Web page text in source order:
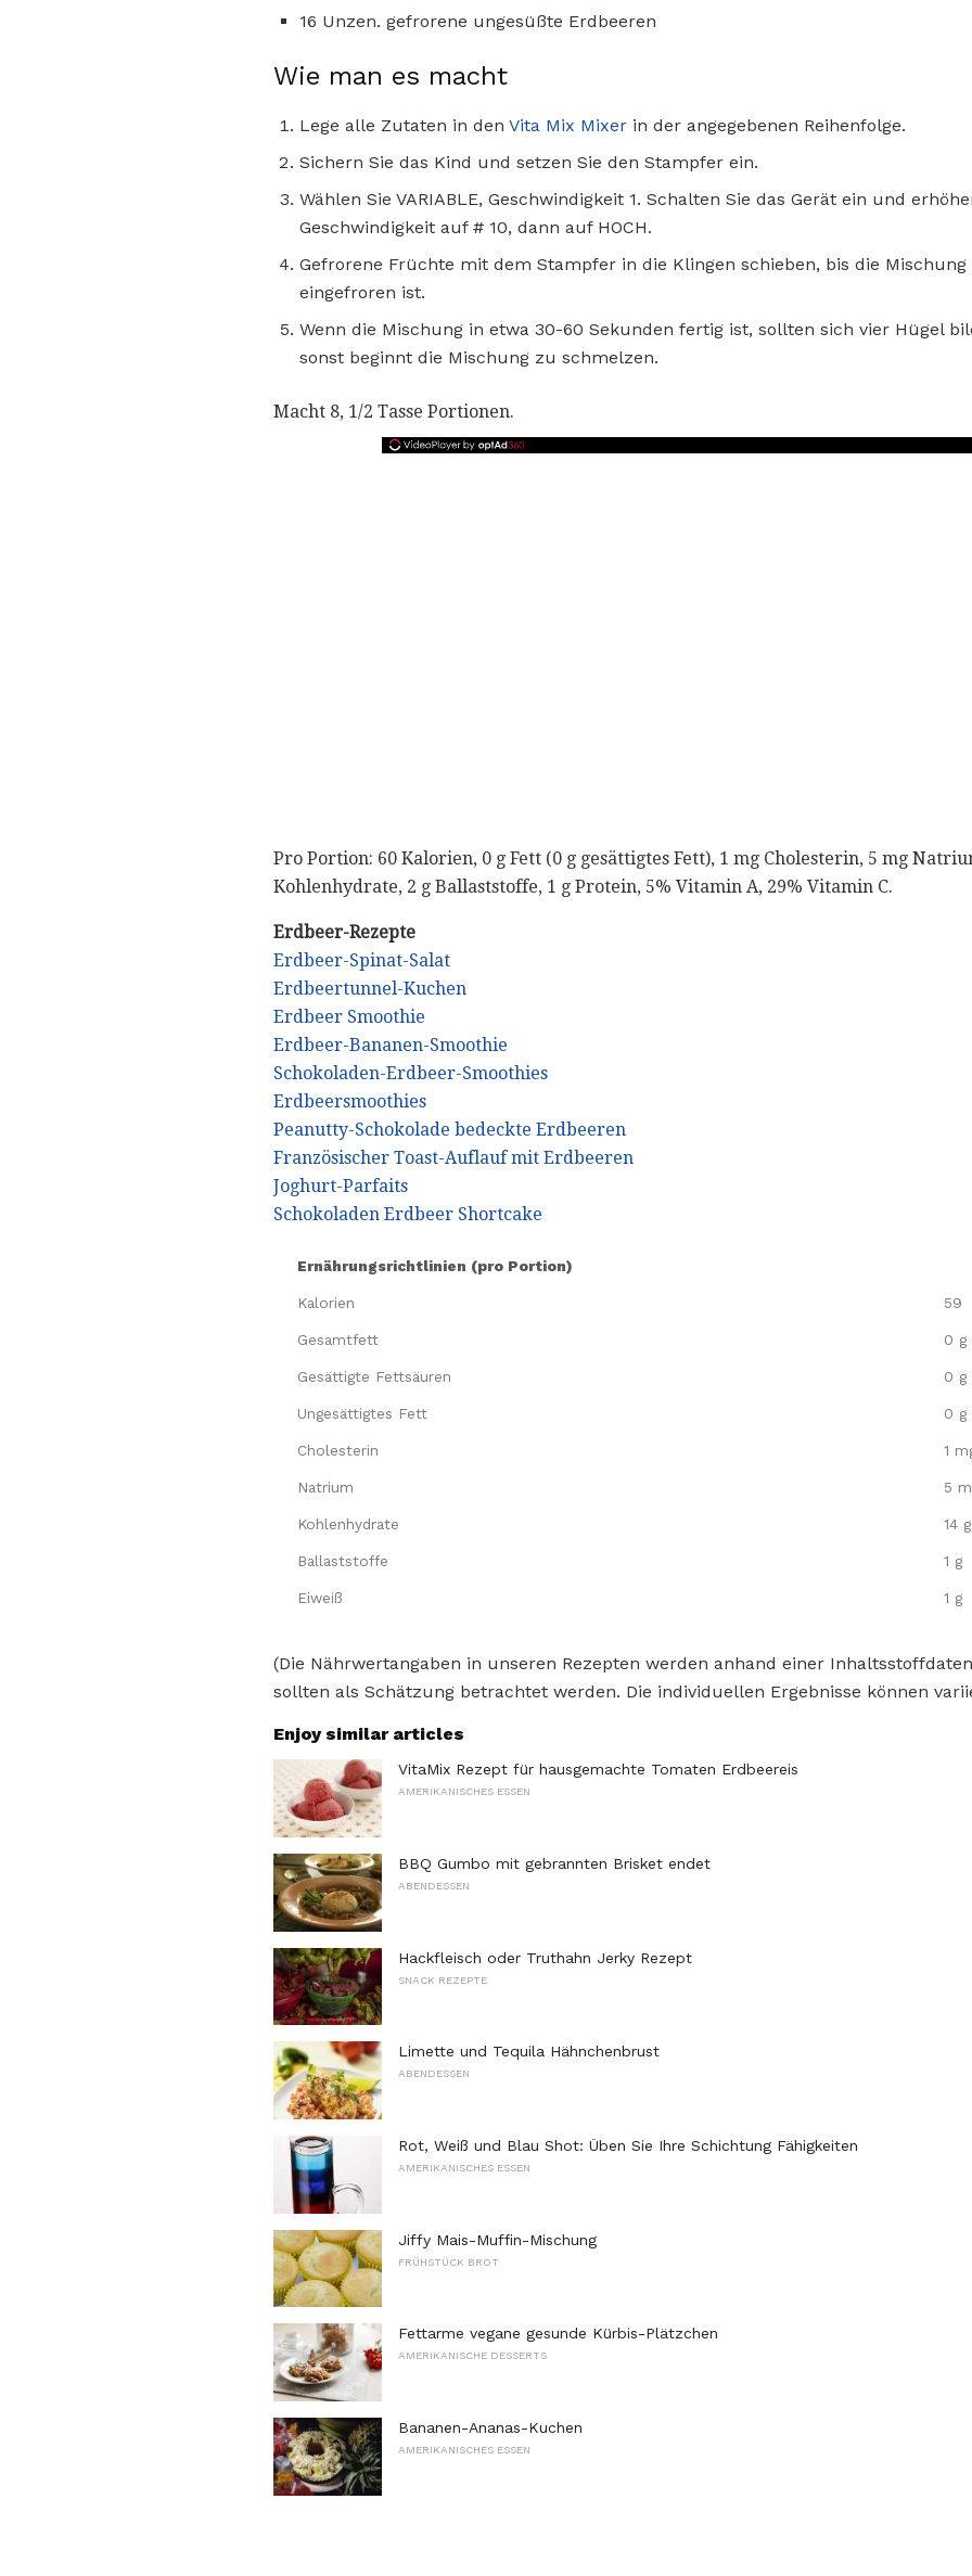
16 Unzen. gefrorene ungesüßte Erdbeeren
Wie man es macht
Lege alle Zutaten in den Vita Mix Mixer in der angegebenen Reihenfolge.
Sichern Sie das Kind und setzen Sie den Stampfer ein.
Wählen Sie VARIABLE, Geschwindigkeit 1. Schalten Sie das Gerät ein und
Geschwindigkeit auf # 10, dann auf HOCH.
Gefrorene Früchte mit dem Stampfer in die Klingen schieben, bis die
eingefroren ist.
Wenn die Mischung in etwa 30-60 Sekunden fertig ist, sollten sich vier Hügel
sonst beginnt die Mischung zu schmelzen.
Macht 8, 1/2 Tasse Portionen.
Pro Portion: 60 Kalorien, 0 g Fett (0 g gesättigtes Fett), 1 mg Cholesterin, 5 mg
Kohlenhydrate, 2 g Ballaststoffe, 1 g Protein, 5% Vitamin A, 29% Vitamin C.
Erdbeer-Rezepte
Erdbeer-Spinat-Salat
Erdbeertunnel-Kuchen
Erdbeer Smoothie
Erdbeer-Bananen-Smoothie
Schokoladen-Erdbeer-Smoothies
Erdbeersmoothies
Peanutty-Schokolade bedeckte Erdbeeren
Französischer Toast-Auflauf mit Erdbeeren
Joghurt-Parfaits
Schokoladen Erdbeer Shortcake
Ernährungsrichtlinien (pro Portion)
Kalorien 59
Gesamtfett 0 g
Gesättigte Fettsäuren 0 g
Ungesättigtes Fett 0 g
Cholesterin 1
Natrium 5
Kohlenhydrate 14 g
Ballaststoffe 1 g
Eiweiß 1 g
(Die Nährwertangaben in unseren Rezepten werden anhand einer
sollten als Schätzung betrachtet werden. Die individuellen Ergebnisse können
Enjoy similar articles
VitaMix Rezept für hausgemachte Tomaten Erdbeereis
AMERIKANISCHES ESSEN
BBQ Gumbo mit gebrannten Brisket endet
ABENDESSEN
Hackfleisch oder Truthahn Jerky Rezept
SNACK REZEPTE
Limette und Tequila Hähnchenbrust
ABENDESSEN
Rot, Weiß und Blau Shot: Üben Sie Ihre Schichtung Fähigkeiten
AMERIKANISCHES ESSEN
Jiffy Mais-Muffin-Mischung
FRÜHSTÜCK BROT
Fettarme vegane gesunde Kürbis-Plätzchen
AMERIKANISCHE DESSERTS
Bananen-Ananas-Kuchen
AMERIKANISCHES ESSEN